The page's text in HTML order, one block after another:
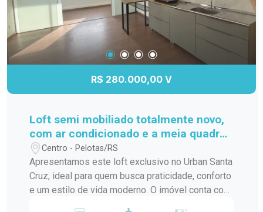
R$ 280.000,00 V
Loft semi mobiliado totalmente novo,
com ar condicionado e a meia quadra
da ucpel
Centro - Pelotas/RS
Apresentamos este loft exclusivo no Urban Santa
Cruz, ideal para quem busca praticidade, conforto
e um estilo de vida moderno. O imóvel conta com